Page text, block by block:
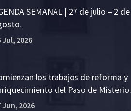
SEMANAL | 27 de julio – 2 de
Jul, 2026
los trabajos de reforma y
del Paso de Misterio.
Jun, 2026